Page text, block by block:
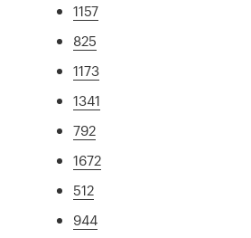
1157
825
1173
1341
792
1672
512
944